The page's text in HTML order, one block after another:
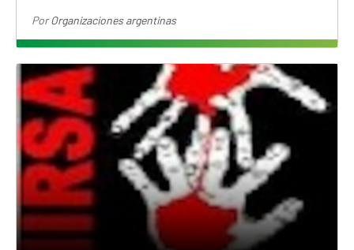
PorOrganizaciones argentinas